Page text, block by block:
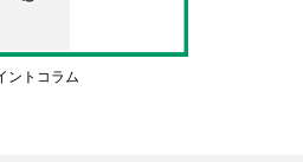
ントコラム